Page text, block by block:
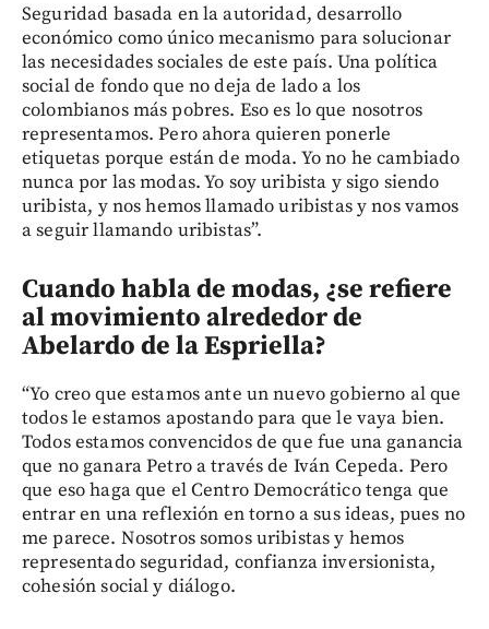
Seguridad basada en la autoridad, desarrollo
económico como único mecanismo para solucionar
las necesidades sociales de este país. Una política
social de fondo que no deja de lado a los
colombianos más pobres. Eso es lo que nosotros
representamos. Pero ahora quieren ponerle
etiquetas porque están de moda. Yo no he cambiado
nunca por las modas. Yo soy uribista y sigo siendo
uribista, y nos hemos llamado uribistas y nos vamos
a seguir llamando uribistas”.
Cuando habla de modas, ¿se refiere
al movimiento alrededor de
Abelardo de la Espriella?
“Yo creo que estamos ante un nuevo gobierno al que
todos le estamos apostando para que le vaya bien.
Todos estamos convencidos de que fue una ganancia
que no ganara Petro a través de Iván Cepeda. Pero
que eso haga que el Centro Democrático tenga que
entrar en una reflexión en torno a sus ideas, pues no
me parece. Nosotros somos uribistas y hemos
representado seguridad, confianza inversionista,
cohesión social y diálogo.